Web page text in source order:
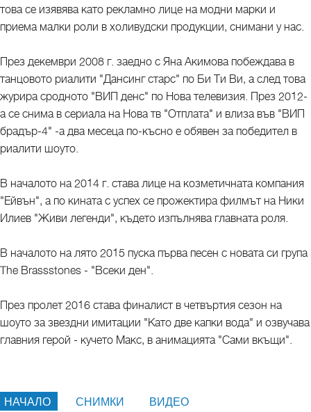
това се изявява като рекламно лице на модни марки и
приема малки роли в холивудски продукции, снимани у нас.
През декември 2008 г. заедно с Яна Акимова побеждава в
танцовото риалити "Дансинг старс" по Би Ти Ви, а след това
журира сродното "ВИП денс" по Нова телевизия. През 2012-
а се снима в сериала на Нова тв "Отплата" и влиза във "ВИП
брадър-4" -а два месеца по-късно е обявен за победител в
риалити шоуто.
В началото на 2014 г. става лице на козметичната компания
"Ейвън", а по кината с успех се прожектира филмът на Ники
Илиев "Живи легенди", където изпълнява главната роля.
В началото на лято 2015 пуска първа песен с новата си група
The Brassstones - "Всеки ден".
През пролет 2016 става финалист в четвъртия сезон на
шоуто за звездни имитации "Като две капки вода" и озвучава
главния герой - кучето Макс, в анимацията "Сами вкъщи".
НАЧАЛО СНИМКИ ВИДЕО